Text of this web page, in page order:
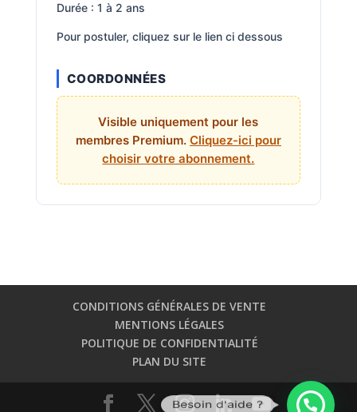
Durée : 1 à 2 ans
Pour postuler, cliquez sur le lien ci dessous
COORDONNÉES
Visible uniquement pour les
membres Premium. Cliquez-ici pour
choisir votre abonnement.
CONDITIONS GÉNÉRALES DE VENTE
MENTIONS LÉGALES
POLITIQUE DE CONFIDENTIALITÉ
PLAN DU SITE
Besoin d'aide ?